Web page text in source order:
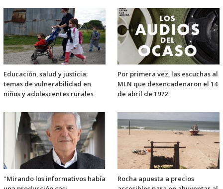
Educación, salud y justicia:
temas de vulnerabilidad en
niños y adolescentes rurales
Por primera vez, las escuchas al
MLN que desencadenaron el 14
de abril de 1972
"Mirando los informativos había
Rocha apuesta a precios